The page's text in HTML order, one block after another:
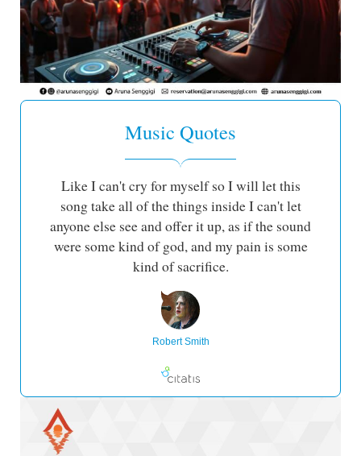
Music Quotes
Like I can't cry for myself so I will let this
song take all of the things inside I can't let
anyone else see and offer it up, as if the sound
were some kind of god, and my pain is some
kind of sacrifice.
Robert Smith